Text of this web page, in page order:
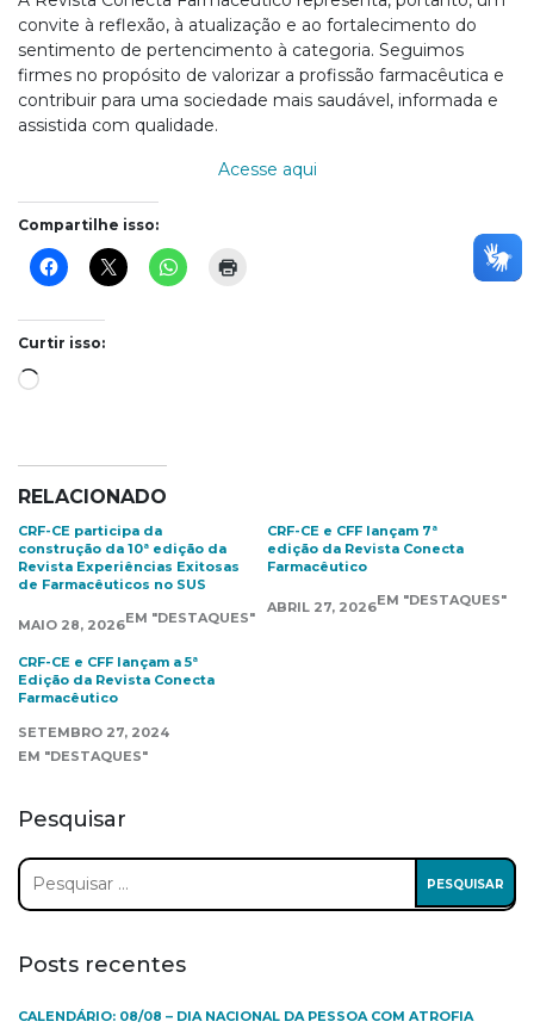
convite à reflexão, à atualização e ao fortalecimento do
sentimento de pertencimento à categoria. Seguimos
firmes no propósito de valorizar a profissão farmacêutica e
contribuir para uma sociedade mais saudável, informada e
assistida com qualidade.
Acesse aqui
Compartilhe isso:
Curtir isso:
Carregando...
RELACIONADO
CRF-CE participa da
construção da 10ª edição da
Revista Experiências Exitosas
de Farmacêuticos no SUS
MAIO 28, 2026EM "DESTAQUES"
CRF-CE e CFF lançam 7ª
edição da Revista Conecta
Farmacêutico
ABRIL 27, 2026EM "DESTAQUES"
CRF-CE e CFF lançam a 5ª
Edição da Revista Conecta
Farmacêutico
SETEMBRO 27, 2024
EM "DESTAQUES"
Pesquisar
Pesquisar
por:
Posts recentes
CALENDÁRIO: 08/08 – DIA NACIONAL DA PESSOA COM ATROFIA